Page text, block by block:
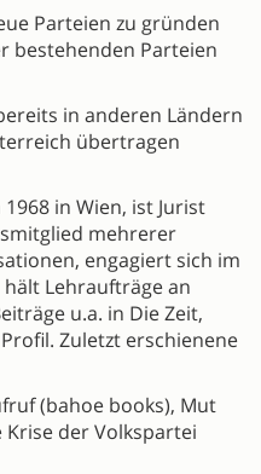
Parteien zu gründen
bestehenden Parteien
in anderen Ländern
übertragen
in Wien, ist Jurist
mehrerer
engagiert sich im
Lehraufträge an
u.a. in Die Zeit,
Zuletzt erschienene
(bahoe books), Mut
Krise der Volkspartei